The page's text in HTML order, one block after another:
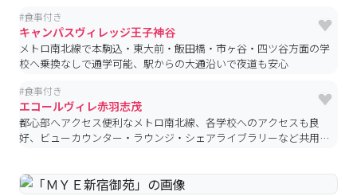
#食事付き
キャンパスヴィレッジ王子神谷
メトロ南北線で本駒込・東大前・飯田橋・市ヶ谷・四ツ谷方面の学
校へ乗換なしで通学可能、駅からの大通沿いで夜道も安心
#食事付き
エコールヴィレ赤羽志茂
都心部へアクセス便利なメトロ南北線、各学校へのアクセスも良
好、ビューカウンター・ラウンジ・シェアライブラリーなど共用部